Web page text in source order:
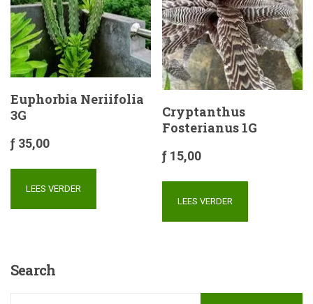
Euphorbia Neriifolia
3G
ƒ 35,00
LEES VERDER
Cryptanthus
Fosterianus 1G
ƒ 15,00
LEES VERDER
Search